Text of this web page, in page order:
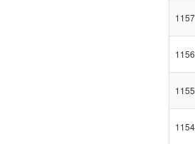
1157
1156
1155
1154